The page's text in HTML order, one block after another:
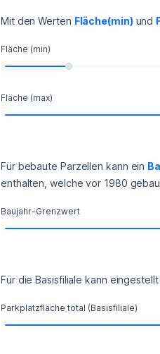
Mit den Werten Fläche(min) und
Fläche (min)
Fläche (max)
Für bebaute Parzellen kann ein
enthalten, welche vor 1980
Baujahr-Grenzwert
Für die Basisfiliale kann
Parkplatzfläche total (Basisfiliale)